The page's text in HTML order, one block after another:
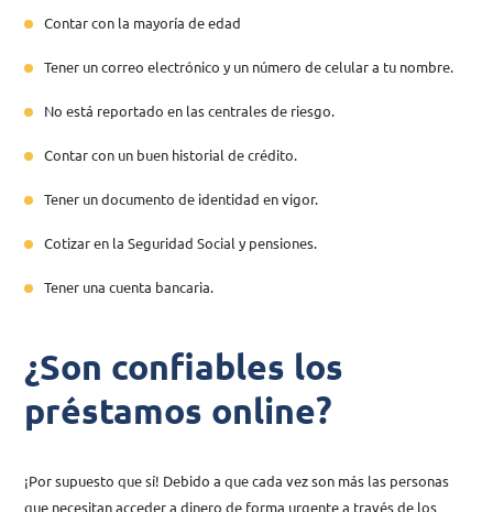
Contar con la mayoría de edad
Tener un correo electrónico y un número de celular a tu nombre.
No está reportado en las centrales de riesgo.
Contar con un buen historial de crédito.
Tener un documento de identidad en vigor.
Cotizar en la Seguridad Social y pensiones.
Tener una cuenta bancaria.
¿Son confiables los
préstamos online?
¡Por supuesto que sí! Debido a que cada vez son más las personas
que necesitan acceder a dinero de forma urgente a través de los